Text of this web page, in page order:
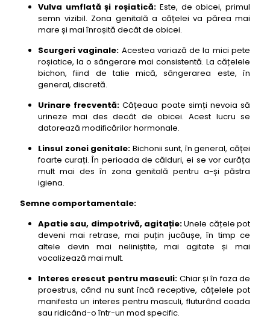
Vulva umflată și roșiatică: Este, de obicei, primul
semn vizibil. Zona genitală a cățelei va părea mai
mare și mai înroșită decât de obicei.
Scurgeri vaginale: Acestea variază de la mici pete
roșiatice, la o sângerare mai consistentă. La cățelele
bichon, fiind de talie mică, sângerarea este, în
general, discretă.
Urinare frecventă: Cățeaua poate simți nevoia să
urineze mai des decât de obicei. Acest lucru se
datorează modificărilor hormonale.
Linsul zonei genitale: Bichonii sunt, în general, căței
foarte curați. În perioada de călduri, ei se vor curăța
mult mai des în zona genitală pentru a-și păstra
igiena.
Semne comportamentale:
Apatie sau, dimpotrivă, agitație:Unele cățele pot
deveni mai retrase, mai puțin jucăușe, în timp ce
altele devin mai neliniștite, mai agitate și mai
vocalizează mai mult.
Interes crescut pentru masculi: Chiar și în faza de
proestrus, când nu sunt încă receptive, cățelele pot
manifesta un interes pentru masculi, fluturând coada
sau ridicând-o într-un mod specific.